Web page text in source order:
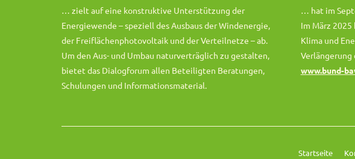
… zielt auf eine konstruktive Unterstützung der
Energiewende – speziell des Ausbaus der Windenergie,
der Freiflächenphotovoltaik und der Verteilnetze – ab.
Um den Aus- und Umbau naturverträglich zu gestalten,
bietet das Dialogforum allen Beteiligten Beratungen,
Schulungen und Informationsmaterial.
… hat im
Im März
Klima und
Verlängerung
www.bund-
Startseite